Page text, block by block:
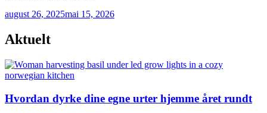
august 26, 2025mai 15, 2026
Aktuelt
Hvordan dyrke dine egne urter hjemme året rundt